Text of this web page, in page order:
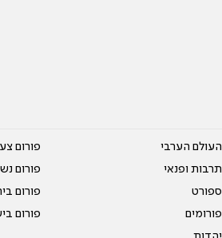
העולם הערבי
תרבות ופנאי
ספורט
פורומים
פורום
פורום
פורום
פורום